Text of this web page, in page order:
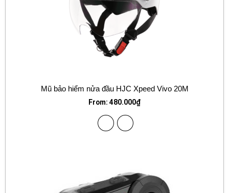
Mũ bảo hiểm nửa đầu HJC Xpeed Vivo 20M
From: 480.000₫